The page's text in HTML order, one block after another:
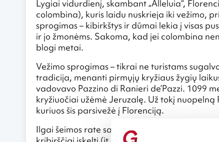
Lygiai vidurdienį, skambant „Alleluia“,
colombina), kuris laidu nuskrieja iki vežimo,
sprogimas – kibirkštys ir dūmai lekia į visas
ir jo žmonėms. Sakoma, kad jei colombina
blogi metai.
Vežimo sprogimas – tikrai ne turistams
tradicija, menanti pirmųjų kryžiaus žygių
vadovavo Pazzino di Ranieri de’Pazzi. 1099
kryžiuočiai užėmė Jeruzalę. Už tokį
kuriuos šis parsivežė į Florenciją.
Ilgai šeimos rate saugoti akmenys vėliau